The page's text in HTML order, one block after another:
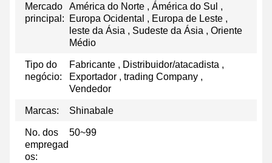
Mercado
principal:
América do Norte , Ámérica do Sul ,
Europa Ocidental , Europa de Leste ,
leste da Ásia , Sudeste da Ásia , Oriente
Médio
Tipo do
negócio:
Fabricante , Distribuidor/atacadista ,
Exportador , trading Company ,
Vendedor
Marcas:
Shinabale
No. dos
empregad
os:
50~99